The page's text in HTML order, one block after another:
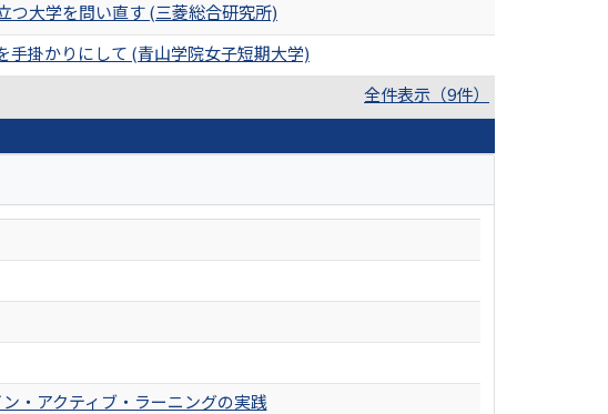
大学を問い直す (三菱総合研究所)
掛かりにして (青山学院女子短期大学)
全件表示（9件）
・アクティブ・ラーニングの実践